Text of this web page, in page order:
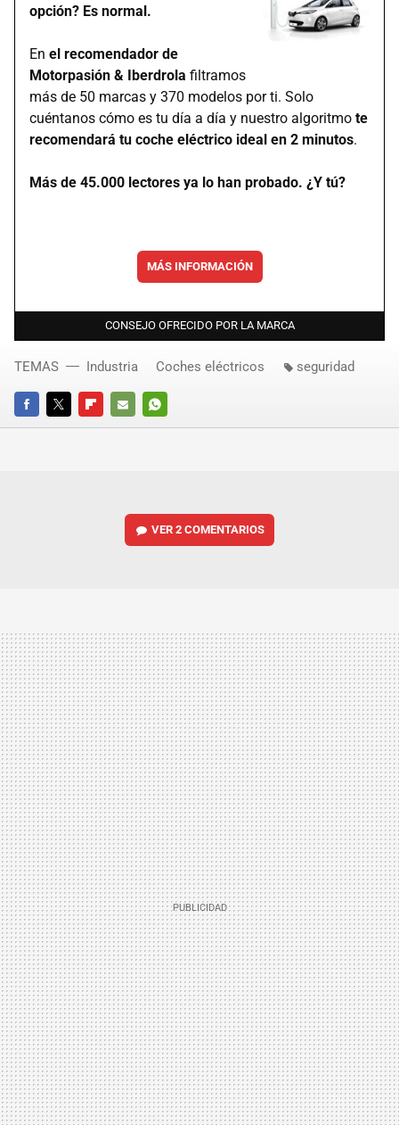
opción? Es normal.
En el recomendador de
Motorpasión & Iberdrola filtramos
más de 50 marcas y 370 modelos por ti. Solo
cuéntanos cómo es tu día a día y nuestro algoritmo te
recomendará tu coche eléctrico ideal en 2 minutos.
Más de 45.000 lectores ya lo han probado. ¿Y tú?
MÁS INFORMACIÓN
CONSEJO OFRECIDO POR LA MARCA
FACEBOOKTWITTERFLIPBOARD
E-
WHATSAPP
TEMAS Industria Coches eléctricos seguridad
VER2 COMENTARIOS